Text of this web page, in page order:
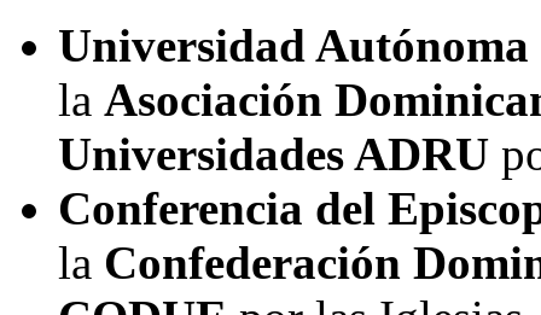
Universidad
la Asociación
Universidades ADRU
Conferencia del
la Confederación